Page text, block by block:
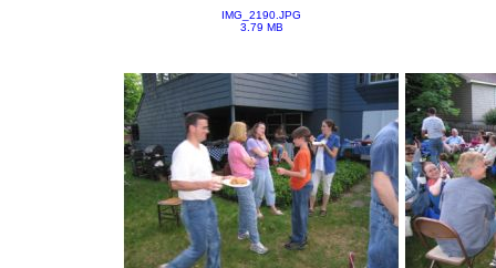
IMG_2190.JPG
3.79 MB